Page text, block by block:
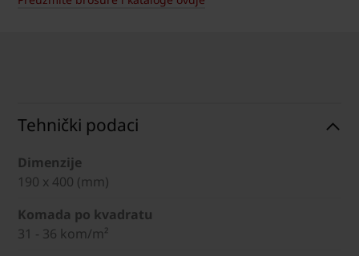
Tehnički podaci
Dimenzije
190 x 400 (mm)
Komada po kvadratu
31 - 36 kom/m²